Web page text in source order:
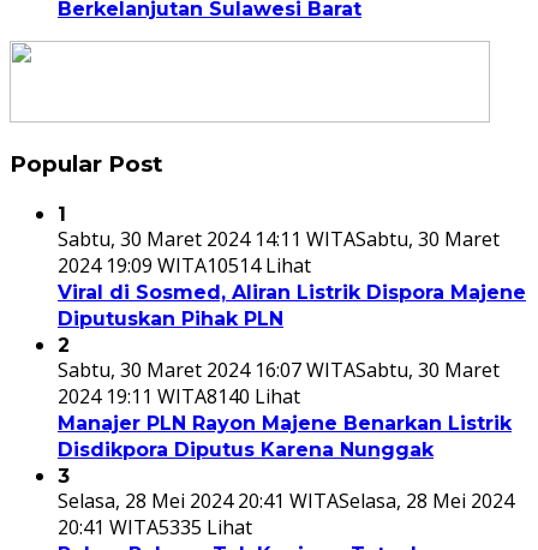
Berkelanjutan Sulawesi Barat
Popular Post
1
Sabtu, 30 Maret 2024 14:11 WITASabtu, 30 Maret
2024 19:09 WITA10514 Lihat
Viral di Sosmed, Aliran Listrik Dispora Majene
Diputuskan Pihak PLN
2
Sabtu, 30 Maret 2024 16:07 WITASabtu, 30 Maret
2024 19:11 WITA8140 Lihat
Manajer PLN Rayon Majene Benarkan Listrik
Disdikpora Diputus Karena Nunggak
3
Selasa, 28 Mei 2024 20:41 WITASelasa, 28 Mei 2024
20:41 WITA5335 Lihat